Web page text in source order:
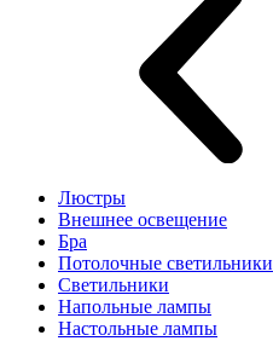
Люстры
Внешнее освещение
Бра
Потолочные светильники
Светильники
Напольные лампы
Настольные лампы